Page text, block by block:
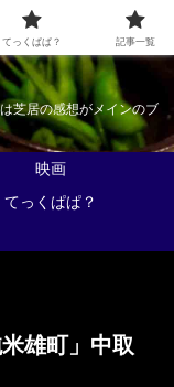
芝居の感想がメインのブ
映画
てっくぱぱ？
雄町」中取
てっくぱぱ？ 記事一覧